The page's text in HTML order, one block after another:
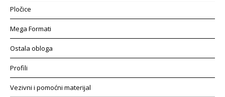
Pločice
Mega Formati
Ostala obloga
Profili
Vezivni i pomoćni materijal